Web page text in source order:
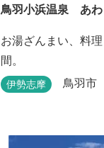
鳥羽小浜温泉 あ
お湯ざんまい、料
間。
伊勢志摩 鳥羽市